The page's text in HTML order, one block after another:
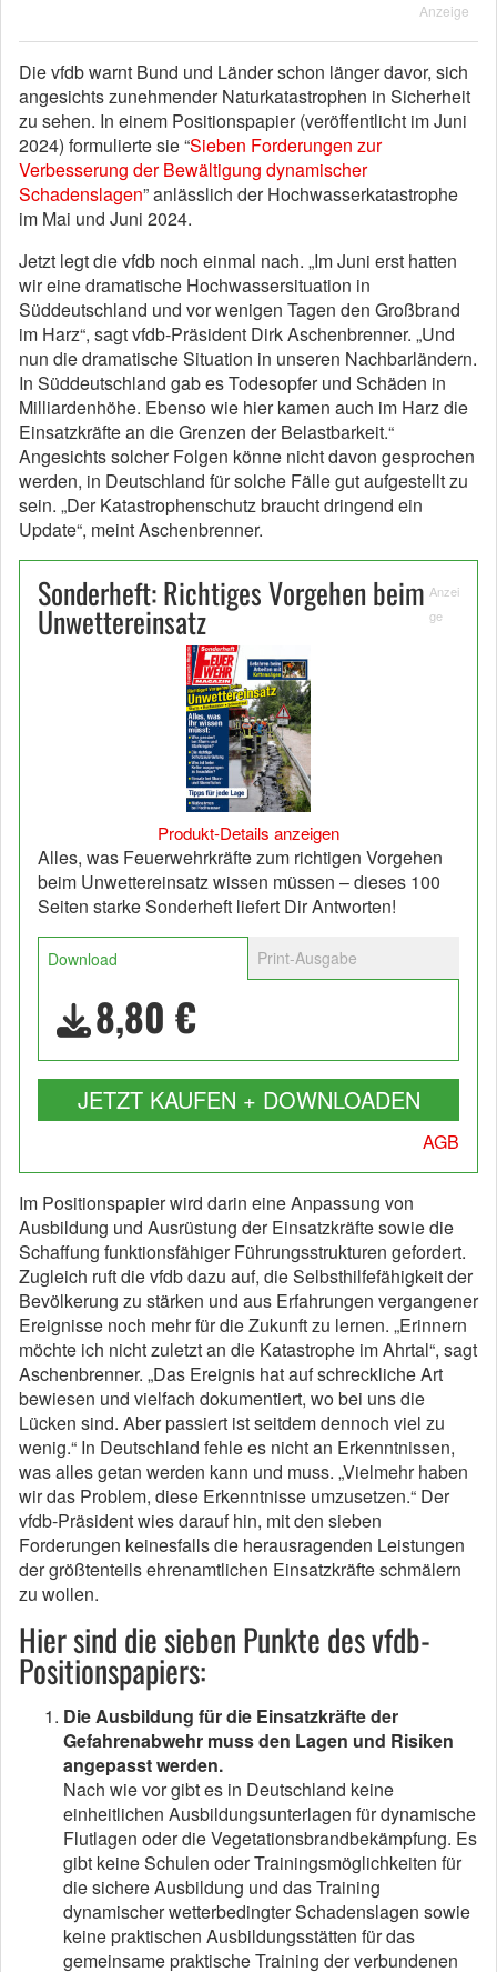
Anzeige
Die vfdb warnt Bund und Länder schon länger davor, sich
angesichts zunehmender Naturkatastrophen in Sicherheit
zu sehen. In einem Positionspapier (veröffentlicht im Juni
2024) formulierte sie “Sieben Forderungen zur
Verbesserung der Bewältigung dynamischer
Schadenslagen” anlässlich der Hochwasserkatastrophe
im Mai und Juni 2024.
Jetzt legt die vfdb noch einmal nach. „Im Juni erst hatten
wir eine dramatische Hochwassersituation in
Süddeutschland und vor wenigen Tagen den Großbrand
im Harz“, sagt vfdb-Präsident Dirk Aschenbrenner. „Und
nun die dramatische Situation in unseren Nachbarländern.
In Süddeutschland gab es Todesopfer und Schäden in
Milliardenhöhe. Ebenso wie hier kamen auch im Harz die
Einsatzkräfte an die Grenzen der Belastbarkeit.“
Angesichts solcher Folgen könne nicht davon gesprochen
werden, in Deutschland für solche Fälle gut aufgestellt zu
sein. „Der Katastrophenschutz braucht dringend ein
Update“, meint Aschenbrenner.
Sonderheft: Richtiges Vorgehen beim
Unwettereinsatz
Anzei
ge
Produkt-Details anzeigen
Alles, was Feuerwehrkräfte zum richtigen Vorgehen
beim Unwettereinsatz wissen müssen – dieses 100
Seiten starke Sonderheft liefert Dir Antworten!
Download Print-Ausgabe
8,80 €
JETZT KAUFEN + DOWNLOADEN
AGB
Im Positionspapier wird darin eine Anpassung von
Ausbildung und Ausrüstung der Einsatzkräfte sowie die
Schaffung funktionsfähiger Führungsstrukturen gefordert.
Zugleich ruft die vfdb dazu auf, die Selbsthilfefähigkeit der
Bevölkerung zu stärken und aus Erfahrungen vergangener
Ereignisse noch mehr für die Zukunft zu lernen. „Erinnern
möchte ich nicht zuletzt an die Katastrophe im Ahrtal“, sagt
Aschenbrenner. „Das Ereignis hat auf schreckliche Art
bewiesen und vielfach dokumentiert, wo bei uns die
Lücken sind. Aber passiert ist seitdem dennoch viel zu
wenig.“ In Deutschland fehle es nicht an Erkenntnissen,
was alles getan werden kann und muss. „Vielmehr haben
wir das Problem, diese Erkenntnisse umzusetzen.“ Der
vfdb-Präsident wies darauf hin, mit den sieben
Forderungen keinesfalls die herausragenden Leistungen
der größtenteils ehrenamtlichen Einsatzkräfte schmälern
zu wollen.
Hier sind die sieben Punkte des vfdb-
Positionspapiers:
Die Ausbildung für die Einsatzkräfte der
Gefahrenabwehr muss den Lagen und Risiken
angepasst werden.
Nach wie vor gibt es in Deutschland keine
einheitlichen Ausbildungsunterlagen für dynamische
Flutlagen oder die Vegetationsbrandbekämpfung. Es
gibt keine Schulen oder Trainingsmöglichkeiten für
die sichere Ausbildung und das Training
dynamischer wetterbedingter Schadenslagen sowie
keine praktischen Ausbildungsstätten für das
gemeinsame praktische Training der verbundenen